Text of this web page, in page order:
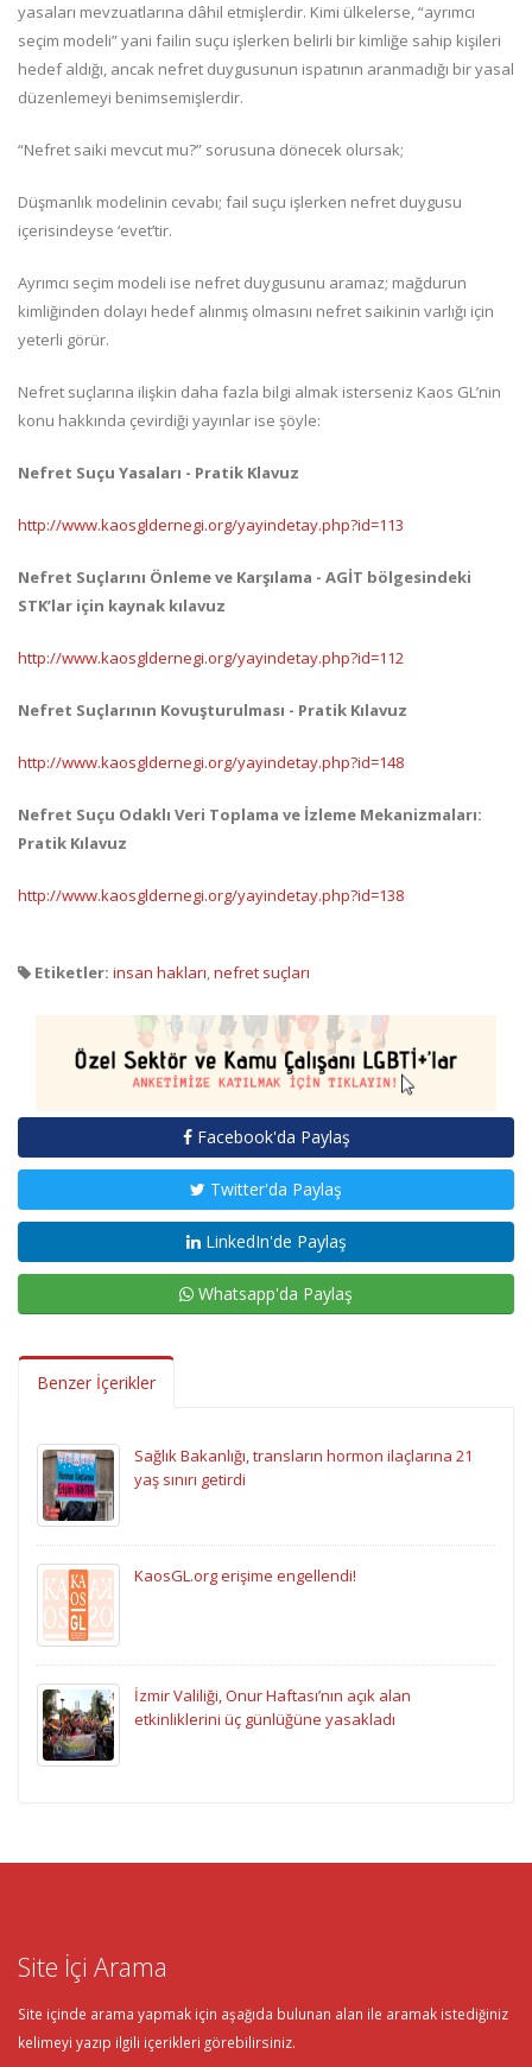
yasaları mevzuatlarına dâhil etmişlerdir. Kimi ülkelerse, “ayrımcı
seçim modeli” yani failin suçu işlerken belirli bir kimliğe sahip kişileri
hedef aldığı, ancak nefret duygusunun ispatının aranmadığı bir yasal
düzenlemeyi benimsemişlerdir.
“Nefret saiki mevcut mu?” sorusuna dönecek olursak;
Düşmanlık modelinin cevabı; fail suçu işlerken nefret duygusu
içerisindeyse ‘evet’tir.
Ayrımcı seçim modeli ise nefret duygusunu aramaz; mağdurun
kimliğinden dolayı hedef alınmış olmasını nefret saikinin varlığı için
yeterli görür.
Nefret suçlarına ilişkin daha fazla bilgi almak isterseniz Kaos GL’nin
konu hakkında çevirdiği yayınlar ise şöyle:
Nefret Suçu Yasaları - Pratik Klavuz
http://www.kaosgldernegi.org/yayindetay.php?id=113
Nefret Suçlarını Önleme ve Karşılama - AGİT bölgesindeki
STK’lar için kaynak kılavuz
http://www.kaosgldernegi.org/yayindetay.php?id=112
Nefret Suçlarının Kovuşturulması - Pratik Kılavuz
http://www.kaosgldernegi.org/yayindetay.php?id=148
Nefret Suçu Odaklı Veri Toplama ve İzleme Mekanizmaları:
Pratik Kılavuz
http://www.kaosgldernegi.org/yayindetay.php?id=138
Etiketler: insan hakları,nefret suçları
Facebook'da Paylaş
Twitter'da Paylaş
LinkedIn'de Paylaş
Whatsapp'da Paylaş
Benzer İçerikler
Sağlık Bakanlığı, transların hormon ilaçlarına 21
yaş sınırı getirdi
KaosGL.org erişime engellendi!
İzmir Valiliği, Onur Haftası’nın açık alan
etkinliklerini üç günlüğüne yasakladı
Site İçi Arama
Site içinde arama yapmak için aşağıda bulunan alan ile aramak istediğiniz
kelimeyi yazıp ilgili içerikleri görebilirsiniz.